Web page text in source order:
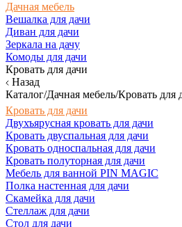
Дачная мебель
Вешалка для дачи
Диван для дачи
Зеркала на дачу
Комоды для дачи
Кровать для дачи
Назад
Каталог/Дачная мебель/Кровать для
Кровать для дачи
Двухъярусная кровать для дачи
Кровать двуспальная для дачи
Кровать односпальная для дачи
Кровать полуторная для дачи
Мебель для ванной PIN MAGIC
Полка настенная для дачи
Скамейка для дачи
Стеллаж для дачи
Стол для дачи